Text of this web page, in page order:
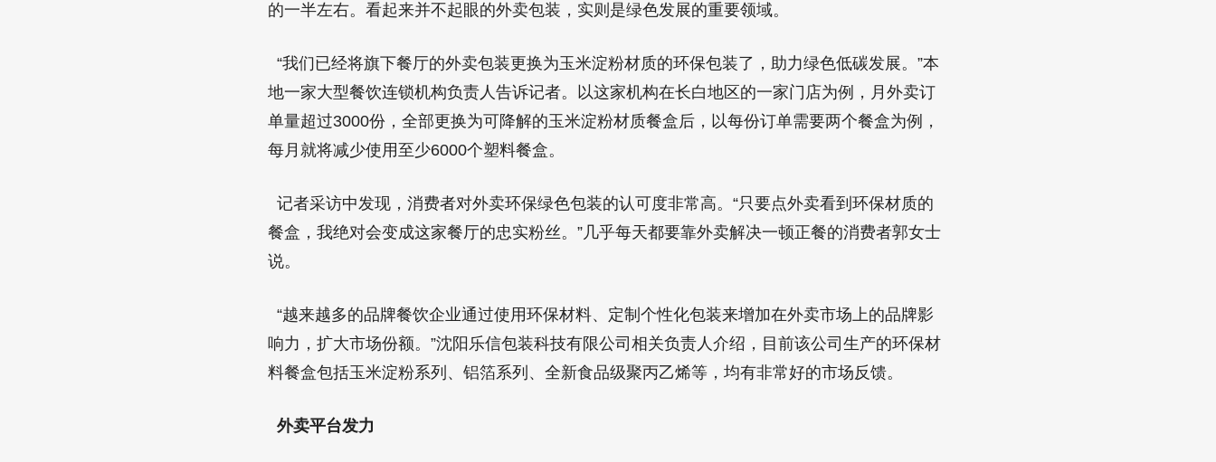
的一半左右。看起来并不起眼的外卖包装，实则是绿色发展的重要领域。
“我们已经将旗下餐厅的外卖包装更换为玉米淀粉材质的环保包装了，助力绿色低碳发展。”本
地一家大型餐饮连锁机构负责人告诉记者。以这家机构在长白地区的一家门店为例，月外卖订
单量超过3000份，全部更换为可降解的玉米淀粉材质餐盒后，以每份订单需要两个餐盒为例，
每月就将减少使用至少6000个塑料餐盒。
记者采访中发现，消费者对外卖环保绿色包装的认可度非常高。“只要点外卖看到环保材质的
餐盒，我绝对会变成这家餐厅的忠实粉丝。”几乎每天都要靠外卖解决一顿正餐的消费者郭女士
说。
“越来越多的品牌餐饮企业通过使用环保材料、定制个性化包装来增加在外卖市场上的品牌影
响力，扩大市场份额。”沈阳乐信包装科技有限公司相关负责人介绍，目前该公司生产的环保材
料餐盒包括玉米淀粉系列、铝箔系列、全新食品级聚丙乙烯等，均有非常好的市场反馈。
外卖平台发力